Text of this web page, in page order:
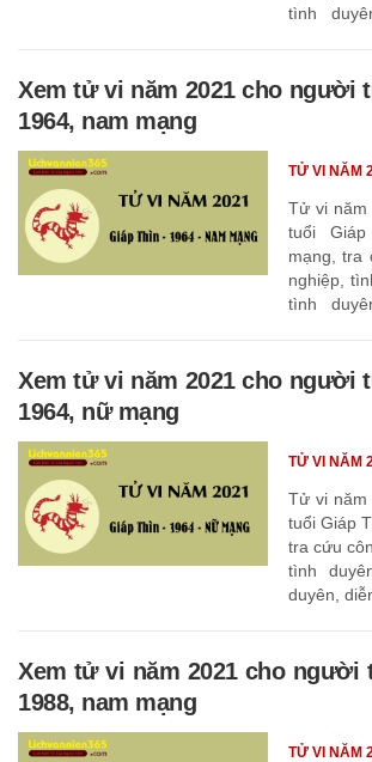
tình
Xem tử vi năm 2021 cho người
1964, nam mạng
Tử vi năm
tuổi
mạng, tra
nghiệp,
tình
TỬ VI NĂM
Xem tử vi năm 2021 cho người
1964, nữ mạng
Tử vi năm
tuổi Giáp
tra cứu
tình
duyên,
TỬ VI NĂM
Xem tử vi năm 2021 cho người
1988, nam mạng
TỬ VI NĂM